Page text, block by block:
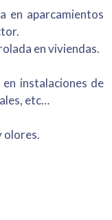
en aparcamientos
en viviendas.
instalaciones de
etc…
olores.